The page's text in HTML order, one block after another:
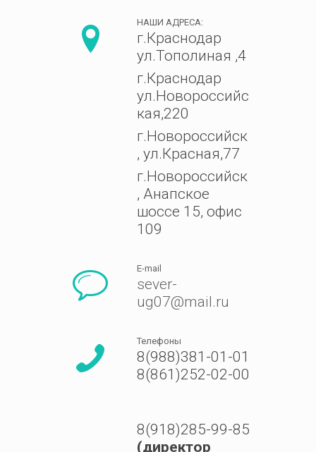
НАШИ АДРЕСА:
г.Краснодар
ул.Тополиная ,4
г.Краснодар
ул.Новороссийс
кая,220
г.Новороссийск
, ул.Красная,77
г.Новороссийск
, Анапское
шоссе 15, офис
109
E-mail
sever-
ug07@mail.ru
Телефоны
8(988)381-01-01
8(861)252-02-00
8(918)285-99-85
(директор